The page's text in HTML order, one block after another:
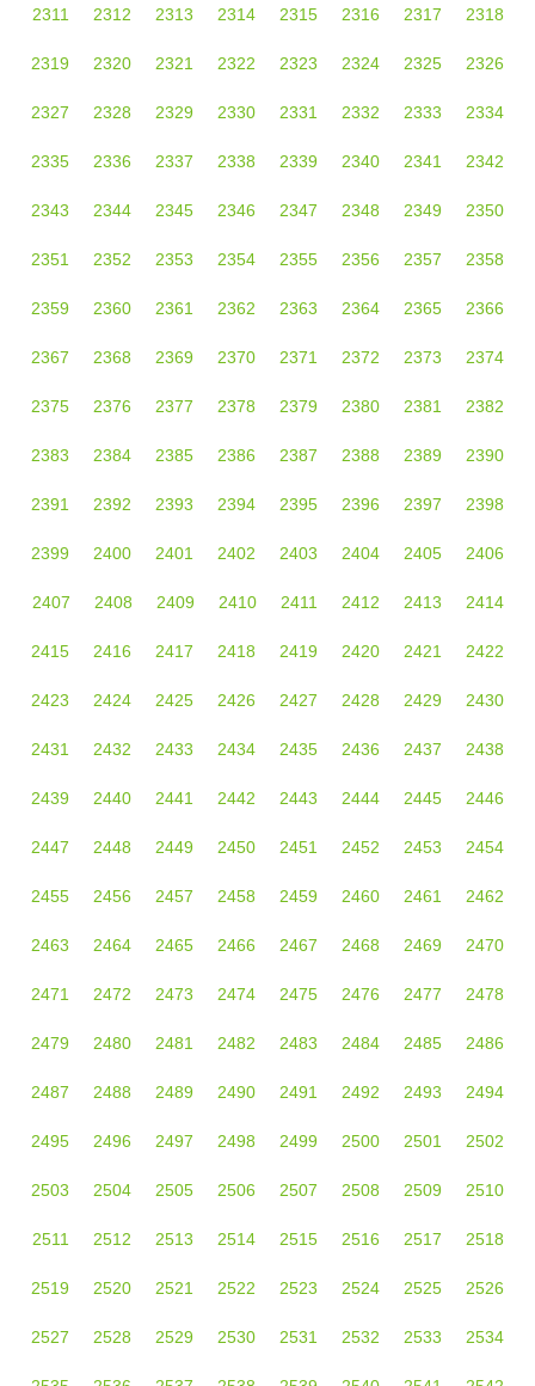
2311 2312 2313 2314 2315 2316 2317 2318
2319 2320 2321 2322 2323 2324 2325 2326
2327 2328 2329 2330 2331 2332 2333 2334
2335 2336 2337 2338 2339 2340 2341 2342
2343 2344 2345 2346 2347 2348 2349 2350
2351 2352 2353 2354 2355 2356 2357 2358
2359 2360 2361 2362 2363 2364 2365 2366
2367 2368 2369 2370 2371 2372 2373 2374
2375 2376 2377 2378 2379 2380 2381 2382
2383 2384 2385 2386 2387 2388 2389 2390
2391 2392 2393 2394 2395 2396 2397 2398
2399 2400 2401 2402 2403 2404 2405 2406
2407 2408 2409 2410 2411 2412 2413 2414
2415 2416 2417 2418 2419 2420 2421 2422
2423 2424 2425 2426 2427 2428 2429 2430
2431 2432 2433 2434 2435 2436 2437 2438
2439 2440 2441 2442 2443 2444 2445 2446
2447 2448 2449 2450 2451 2452 2453 2454
2455 2456 2457 2458 2459 2460 2461 2462
2463 2464 2465 2466 2467 2468 2469 2470
2471 2472 2473 2474 2475 2476 2477 2478
2479 2480 2481 2482 2483 2484 2485 2486
2487 2488 2489 2490 2491 2492 2493 2494
2495 2496 2497 2498 2499 2500 2501 2502
2503 2504 2505 2506 2507 2508 2509 2510
2511 2512 2513 2514 2515 2516 2517 2518
2519 2520 2521 2522 2523 2524 2525 2526
2527 2528 2529 2530 2531 2532 2533 2534